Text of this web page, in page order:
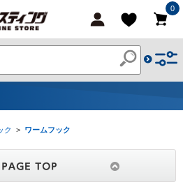
0
ク > ワームフック